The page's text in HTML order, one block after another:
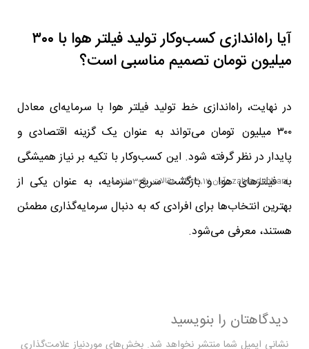
آیا راه‌اندازی کسب‌وکار تولید فیلتر هوا با ۳۰۰
میلیون تومان تصمیم مناسبی است؟
در نهایت، راه‌اندازی خط تولید فیلتر هوا با سرمایه‌ای معادل
۳۰۰ میلیون تومان می‌تواند به عنوان یک گزینه اقتصادی و
پایدار در نظر گرفته شود. این کسب‌وکار با تکیه بر نیاز همیشگی
به فیلترهای هوا و بازگشت سریع سرمایه، به عنوان یکی از
بهترین انتخاب‌ها برای افرادی که به دنبال سرمایه‌گذاری مطمئن
هستند، معرفی می‌شود.
zahra dehbani آبان 12, 1403 مقالات 309 بازدید
دیدگاهتان را بنویسید
نشانی ایمیل شما منتشر نخواهد شد. بخش‌های موردنیاز علامت‌گذاری